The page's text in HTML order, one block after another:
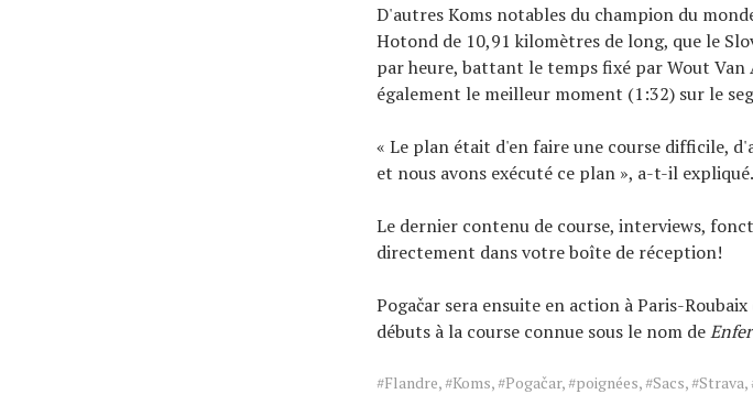
D'autres Koms notables du champion du
Hotond de 10,91 kilomètres de long, que le
par heure, battant le temps fixé par Wout
également le meilleur moment (1:32) sur le
« Le plan était d'en faire une course difficile,
et nous avons exécuté ce plan », a-t-il expliqué.
Le dernier contenu de course, interviews,
directement dans votre boîte de réception!
Pogačar sera ensuite en action à Paris-
débuts à la course connue sous le nom de
Tags
#Flandre,#Koms,#Pogačar,#poignées,#Sacs,#Strava,